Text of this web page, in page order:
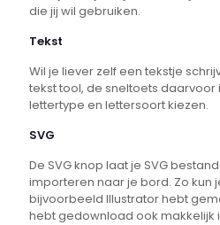
die jij wil gebruiken.
Tekst
Wil je liever zelf een tekstje
tekst tool, de sneltoets daarvoor
lettertype en lettersoort kiezen.
SVG
De SVG knop laat je SVG
importeren naar je bord. Zo kun
bijvoorbeeld Illustrator hebt
hebt gedownload ook makkelijk